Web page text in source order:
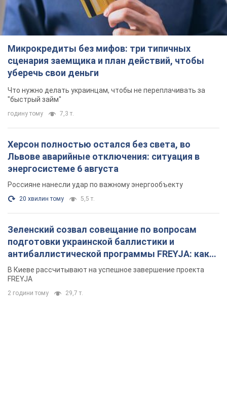
Микрокредиты без мифов: три типичных
сценария заемщика и план действий, чтобы
уберечь свои деньги
Что нужно делать украинцам, чтобы не переплачивать за
"быстрый займ"
годину тому 7,3 т.
Херсон полностью остался без света, во
Львове аварийные отключения: ситуация в
энергосистеме 6 августа
Россияне нанесли удар по важному энергообъекту
20 хвилин тому 5,5 т.
Зеленский созвал совещание по вопросам
подготовки украинской баллистики и
антибаллистической программы FREYJA: какие
решения готовятся
В Киеве рассчитывают на успешное завершение проекта
FREYJA
2 години тому 29,7 т.